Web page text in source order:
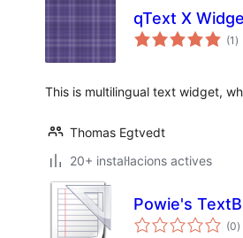
qText X
(1 )
This is multilingual text widget,
Thomas Egtvedt
20+ instal·lacions actives
Powie's
(0)